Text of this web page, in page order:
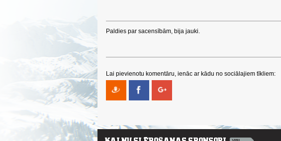
Paldies par sacensībām, bija jauki.
Lai pievienotu komentāru, ienāc ar kādu no sociālajiem tīkliem: